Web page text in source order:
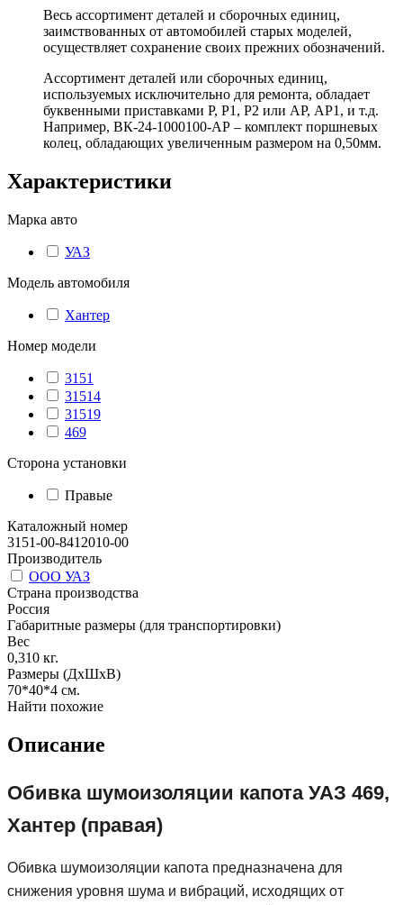
Весь ассортимент деталей и сборочных единиц,
заимствованных от автомобилей старых моделей,
осуществляет сохранение своих прежних обозначений.
Ассортимент деталей или сборочных единиц,
используемых исключительно для ремонта, обладает
буквенными приставками Р, Р1, Р2 или АР, АР1, и т.д.
Например, ВК-24-1000100-АР – комплект поршневых
колец, обладающих увеличенным размером на 0,50мм.
Характеристики
Марка авто
УАЗ
Модель автомобиля
Хантер
Номер модели
3151
31514
31519
469
Сторона установки
Правые
Каталожный номер
3151-00-8412010-00
Производитель
ООО УАЗ
Страна производства
Россия
Габаритные размеры (для транспортировки)
Вес
0,310 кг.
Размеры (ДхШхВ)
70*40*4 см.
Найти похожие
Описание
Обивка шумоизоляции капота УАЗ 469,
Хантер (правая)
Обивка шумоизоляции капота предназначена для
снижения уровня шума и вибраций, исходящих от